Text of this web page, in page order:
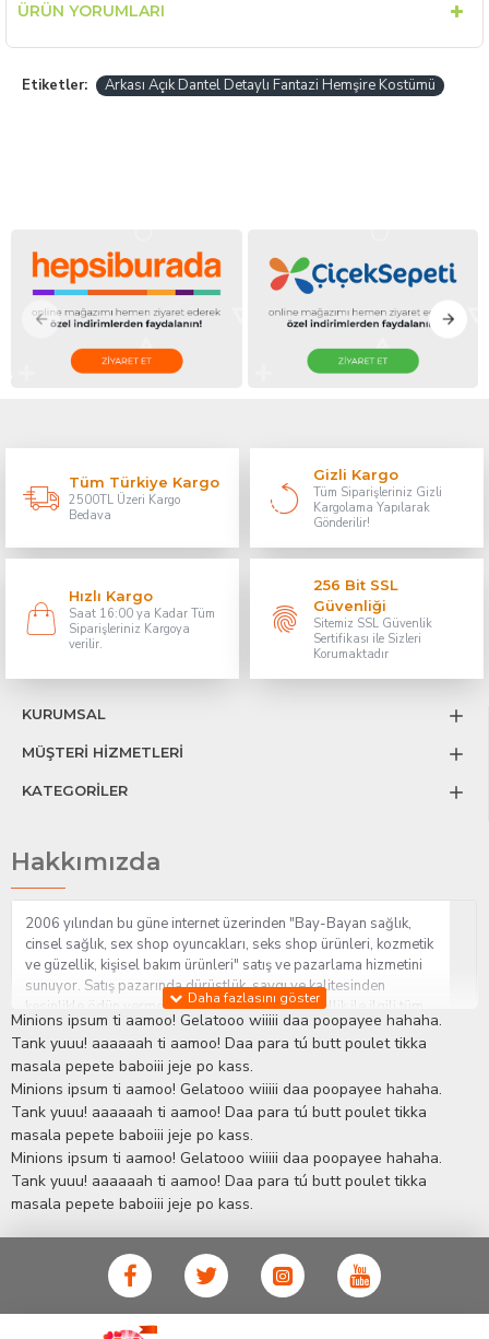
ÜRÜN YORUMLARI
Etiketler: Arkası Açık Dantel Detaylı Fantazi Hemşire Kostümü
Tüm Türkiye Kargo
2500TL Üzeri Kargo
Bedava
Gizli Kargo
Tüm Siparişleriniz Gizli
Kargolama Yapılarak
Gönderilir!
Hızlı Kargo
Saat 16:00 ya Kadar Tüm
Siparişleriniz Kargoya
verilir.
256 Bit SSL
Güvenliği
Sitemiz SSL Güvenlik
Sertifikası ile Sizleri
Korumaktadır
KURUMSAL
MÜŞTERİ HİZMETLERİ
KATEGORİLER
Hakkımızda
2006 yılından bu güne internet üzerinden "Bay-Bayan sağlık,
cinsel sağlık, sex shop oyuncakları, seks shop ürünleri, kozmetik
ve güzellik, kişisel bakım ürünleri" satış ve pazarlama hizmetini
sunuyor. Satış pazarında dürüstlük, saygı ve kalitesinden
kesinlikle ödün vermeden hizmet sağlık ve güzellik ile ilgili tüm
sorularınıza anında cevap verebilen Yetkin ve uzman kadrosu ile
ihtiyaçlarınızı en uygun fiyat ve taksit seçenekleriyle karşılıyor.
İstanbul beylikdüzü Erotik Shop sitemizde insan odaklı çalışma
stratejimiz ile müşterilerimizin yaşamlarında mutlu, sağlıklı ve
bakımlı olmaları için onlara sağlık ve güzellik danışmanlığı
sağlıyoruz.Sex ShopAlışveriş sitemiz Erotik Shop sektöründeki
gelişmeleri ve yenilikleri çok yakından takip etmesi, yaklaşık
5000'e yakın geniş ürün yelpazesi ile Türkiye'de bu sektörde
kendi alanımızda en geniş ürün gurubuna sahip ender
mağazalardan biri olması, müşteri memnuniyetini her zaman ön
planda tutan yaklaşımcı ve yenilikçi servislerin geliştirilmesi
konusundaki becerileri ile kendisine Cinsel Ürün hayatında lider
ve kalıcı bir yer edinmiştir.
Minions ipsum ti aamoo! Gelatooo wiiiii daa poopayee hahaha.
Tank yuuu! aaaaaah ti aamoo! Daa para tú butt poulet tikka
masala pepete baboiii jeje po kass.
Minions ipsum ti aamoo! Gelatooo wiiiii daa poopayee hahaha.
Tank yuuu! aaaaaah ti aamoo! Daa para tú butt poulet tikka
masala pepete baboiii jeje po kass.
Minions ipsum ti aamoo! Gelatooo wiiiii daa poopayee hahaha.
Tank yuuu! aaaaaah ti aamoo! Daa para tú butt poulet tikka
masala pepete baboiii jeje po kass.